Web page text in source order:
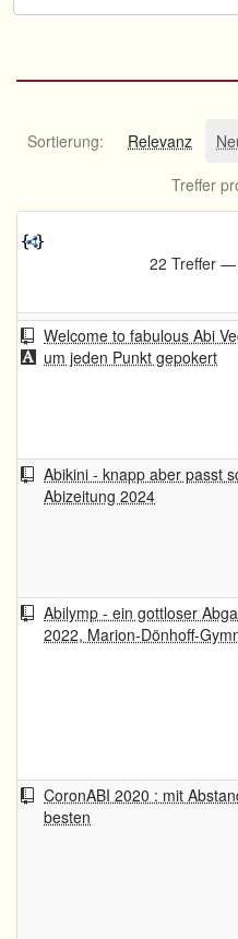
Sortierung: Relevanz
Treffer
22 Treffer —
Welcome to fabulous Abi
um jeden Punkt gepokert
Abikini - knapp aber passt
Abizeitung 2024
Abilymp - ein gottloser
2022, Marion-Dönhoff-
CoronABI 2020 : mit
besten